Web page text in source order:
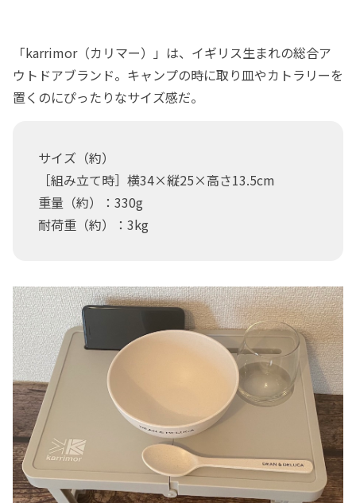
「karrimor（カリマー）」は、イギリス生まれの総合ア
ウトドアブランド。キャンプの時に取り皿やカトラリーを
置くのにぴったりなサイズ感だ。
サイズ（約）
［組み立て時］横34×縦25×高さ13.5cm
重量（約）：330g
耐荷重（約）：3kg